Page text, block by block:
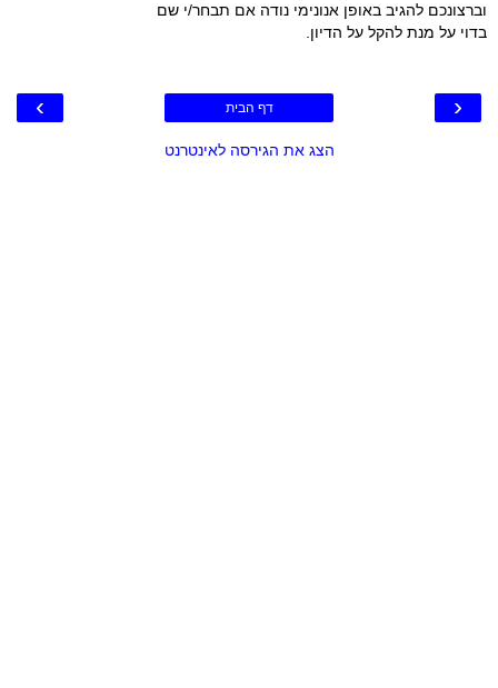
וברצונכם להגיב באופן אנונימי נודה אם תבחר/י שם
בדוי על מנת להקל על הדיון.
‹
› דף הבית
הצג את הגירסה לאינטרנט